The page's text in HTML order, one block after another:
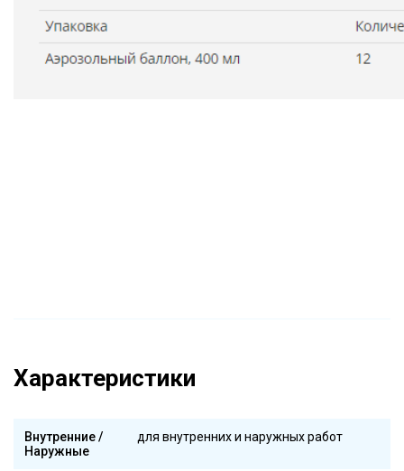
Характеристики
Внутренние /
Наружные
для внутренних и наружных работ